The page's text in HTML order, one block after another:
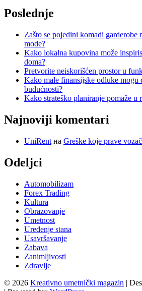
Poslednje
Zašto se pojedini komadi garderobe
mode?
Kako lokalna kupovina može
doma?
Pretvorite neiskorišćen prostor u
Kako male finansijske odluke mogu
budućnosti?
Kako strateško planiranje pomaže u
Najnoviji komentari
UniRent на Greške koje prave
Odeljci
Automobilizam
Forex Trading
Kultura
Obrazovanje
Umetnost
Uređenje stana
Usavršavanje
Zabava
Zanimljivosti
Zdravlje
© 2026 Kreativno umetnički magazin |